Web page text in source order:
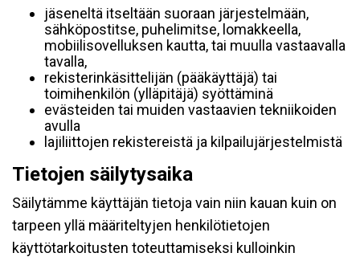
jäseneltä itseltään suoraan järjestelmään,
sähköpostitse, puhelimitse, lomakkeella,
mobiilisovelluksen kautta, tai muulla vastaavalla
tavalla,
rekisterinkäsittelijän (pääkäyttäjä) tai
toimihenkilön (ylläpitäjä) syöttäminä
evästeiden tai muiden vastaavien tekniikoiden
avulla
lajiliittojen rekistereistä ja kilpailujärjestelmistä
Tietojen säilytysaika
Säilytämme käyttäjän tietoja vain niin kauan kuin on
tarpeen yllä määriteltyjen henkilötietojen
käyttötarkoitusten toteuttamiseksi kulloinkin